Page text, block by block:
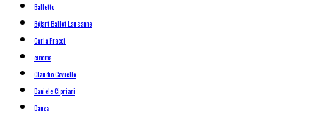
Balletto
Béjart Ballet Lausanne
Carla Fracci
cinema
Claudio Coviello
Daniele Cipriani
Danza